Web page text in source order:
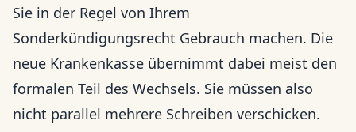
Sie in der Regel von Ihrem
Sonderkündigungsrecht Gebrauch machen. Die
neue Krankenkasse übernimmt dabei meist den
formalen Teil des Wechsels. Sie müssen also
nicht parallel mehrere Schreiben verschicken.